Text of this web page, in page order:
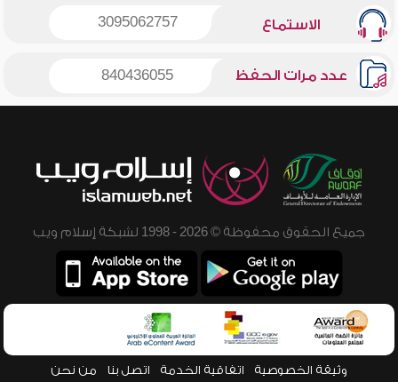
الاستماع 3095062757
عدد مرات الحفظ 840436055
جميع الحقوق محفوظة © 2026 - 1998 لشبكة إسلام ويب
وثيقة الخصوصية اتفاقية الخدمة اتصل بنا من نحن